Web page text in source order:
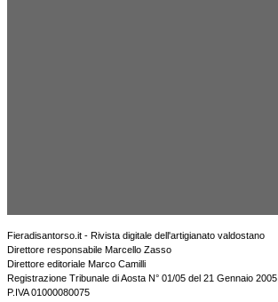
Fieradisantorso.it - Rivista digitale dell'artigianato valdostano
Direttore responsabile Marcello Zasso
Direttore editoriale Marco Camilli
Registrazione Tribunale di Aosta N° 01/05 del 21 Gennaio 2005
P.IVA 01000080075